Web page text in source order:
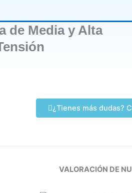
de Media y Alta
¿Tienes más dudas?
VALORACIÓN DE